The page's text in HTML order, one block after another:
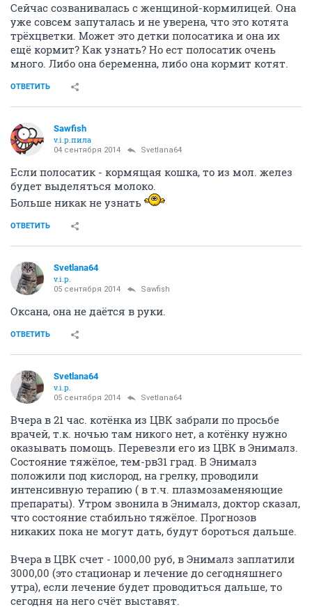
Сейчас созванивалась с женщиной-кормилицей. Она
уже совсем запуталась и не уверена, что это котята
трёхцветки. Может это детки полосатика и она их
ещё кормит? Как узнать? Но ест полосатик очень
много. Либо она беременна, либо она кормит котят.
ОТВЕТИТЬ
Sawfish
v.i.p.пила
04 сентября 2014 Svetlana64
Если полосатик - кормящая кошка, то из мол. желез
будет выделяться молоко.
Больше никак не узнать
ОТВЕТИТЬ
Svetlana64
v.i.p.
05 сентября 2014 Sawfish
Оксана, она не даётся в руки.
ОТВЕТИТЬ
Svetlana64
v.i.p.
05 сентября 2014 Svetlana64
Вчера в 21 час. котёнка из ЦВК забрали по просьбе
врачей, т.к. ночью там никого нет, а котёнку нужно
оказывать помощь. Перевезли его из ЦВК в Энималз.
Состояние тяжёлое, тем-рв31 град. В Энималз
положили под кислород, на грелку, проводили
интенсивную терапию ( в т.ч. плазмозаменяющие
препараты). Утром звонила в Энималз, доктор сказал,
что состояние стабильно тяжёлое. Прогнозов
никаких пока не могут дать, будут бороться дальше.
Вчера в ЦВК счет - 1000,00 руб, в Энималз заплатили
3000,00 (это стационар и лечение до сегодняшнего
утра), если лечение будет проводиться дальше, то
сегодня на него счёт выставят.